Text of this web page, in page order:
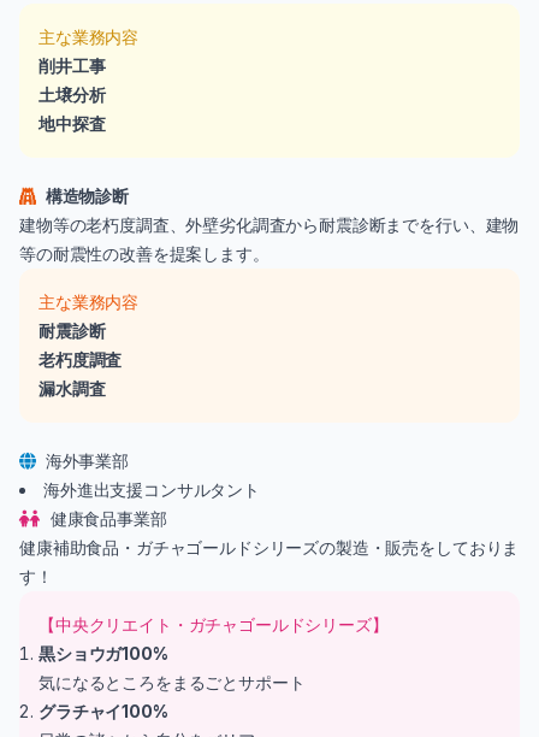
主な業務内容
削井工事
土壌分析
地中探査
構造物診断
建物等の老朽度調査、外壁劣化調査から耐震診断までを行い、建物
等の耐震性の改善を提案します。
主な業務内容
耐震診断
老朽度調査
漏水調査
海外事業部
海外進出支援コンサルタント
健康食品事業部
健康補助食品・ガチャゴールドシリーズの製造・販売をしておりま
す！
【中央クリエイト・ガチャゴールドシリーズ】
黒ショウガ100%
気になるところをまるごとサポート
グラチャイ100%